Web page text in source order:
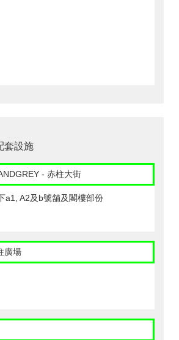
套設施
- 赤柱大街
a1, A2及b號舗及閣樓部份
廣場